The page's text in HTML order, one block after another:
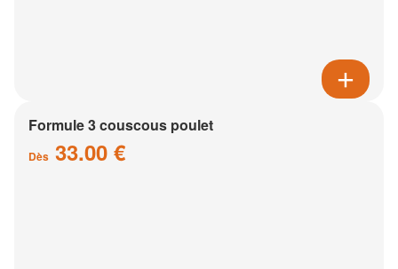
Formule 3 couscous poulet
Dès 33.00 €